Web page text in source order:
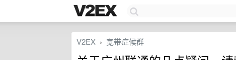
V2EX › 宽带症候群